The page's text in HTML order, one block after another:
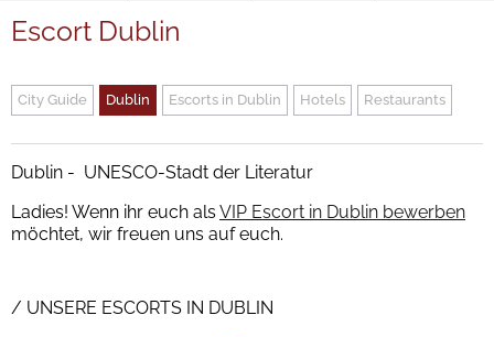
Escort Dublin
City Guide Dublin Escorts in Dublin Hotels Restaurants
Dublin - UNESCO-Stadt der Literatur
Ladies! Wenn ihr euch als VIP Escort in Dublin bewerben
möchtet, wir freuen uns auf euch.
UNSERE ESCORTS IN DUBLIN